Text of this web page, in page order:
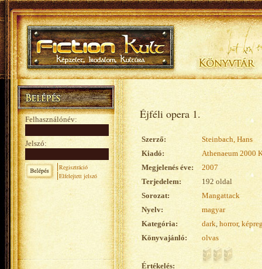
Felhasználónév:
Jelszó:
Regisztráció
Elfelejtett jelszó
Éjféli opera 1.
Szerző:
Steinbach, Hans
Kiadó:
Athenaeum 2000
Megjelenés éve:
2007
Terjedelem:
192 oldal
Sorozat:
Mangattack
Nyelv:
magyar
Kategória:
dark, horror,
Könyvajánló:
olvas
Értékelés: